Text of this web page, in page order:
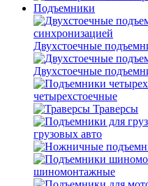
Подъемники
Двухстоечные
Двухстоечные
четырехстоечные
Траверсы
грузовых авто
шиномонтажные